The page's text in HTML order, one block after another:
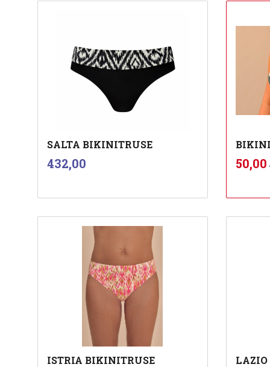
SALTA BIKINITRUSE
Pris
432,00
Les mer
BIKINI
50,00
ISTRIA BIKINITRUSE